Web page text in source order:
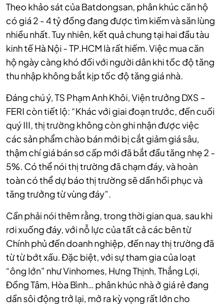
Theo khảo sát của Batdongsan, phân khúc căn hộ
có giá 2 - 4 tỷ đồng đang được tìm kiếm và săn lùng
nhiều nhất. Tuy nhiên, kết quả chung tại hai đầu tàu
kinh tế Hà Nội - TP.HCM là rất hiếm. Việc mua căn
hộ ngày càng khó đối với người dân khi tốc độ tăng
thu nhập không bắt kịp tốc độ tăng giá nhà.
Đáng chú ý, TS Phạm Anh Khôi, Viện trưởng DXS –
FERI còn tiết lộ: “Khác với giai đoạn trước, đến cuối
quý III, thị trường không còn ghi nhận được việc
các sản phẩm chào bán mới bị cắt giảm giá sâu,
thậm chí giá bán sơ cấp mới đã bắt đầu tăng nhẹ 2 -
5%. Có thể nói thị trường đã chạm đáy, và hoàn
toàn có thể dự báo thị trường sẽ dần hồi phục và
tăng trưởng từ vùng đáy”.
Cần phải nói thêm rằng, trong thời gian qua, sau khi
rơi xuống đáy, với nỗ lực của tất cả các bên từ
Chính phủ đến doanh nghiệp, đến nay thị trường đã
từ từ bớt xấu. Đặc biệt, với sự tham gia của loạt
“ông lớn” như Vinhomes, Hưng Thịnh, Thắng Lợi,
Đồng Tâm, Hòa Bình… phân khúc nhà ở giá rẻ đang
dần sôi động trở lại, mở ra kỳ vọng rất lớn cho